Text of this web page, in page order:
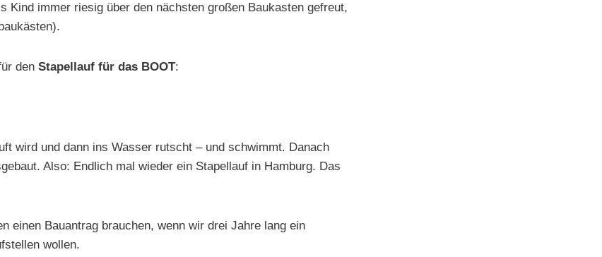
Kind immer riesig über den nächsten großen Baukasten gefreut,
den Stapellauf für das BOOT:
wird und dann ins Wasser rutscht – und schwimmt. Danach
Also: Endlich mal wieder ein Stapellauf in Hamburg. Das
einen Bauantrag brauchen, wenn wir drei Jahre lang ein
wollen.